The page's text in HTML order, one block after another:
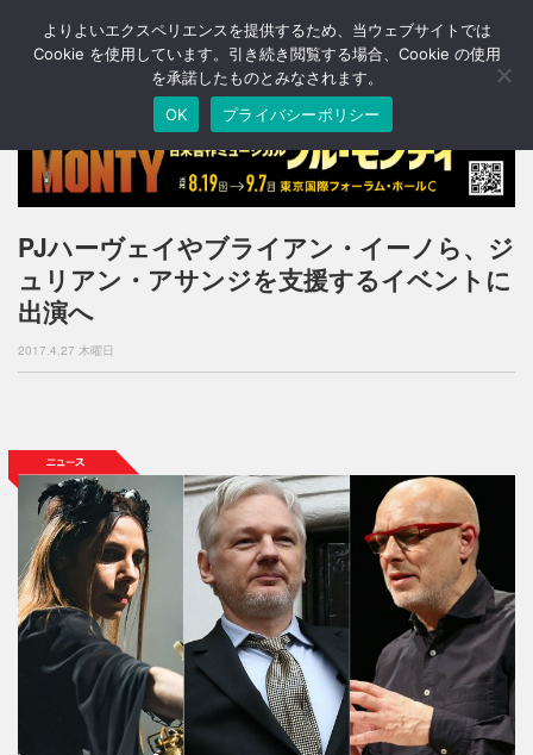
T
o
n
a
v
g
a
n
PJハーヴェイやブライアン・イーノら、ジ
ュリアン・アサンジを支援するイベントに
出演へ
2017.4.27 木曜日
よりよいエクスペリエンスを提供するため、当ウェブサイトでは
Cookie を使用しています。引き続き閲覧する場合、Cookie の使用
を承諾したものとみなされます。
OK
プライバシーポリシー